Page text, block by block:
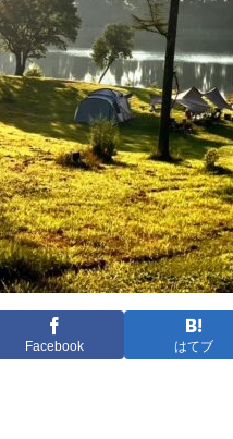
Facebook はてブ